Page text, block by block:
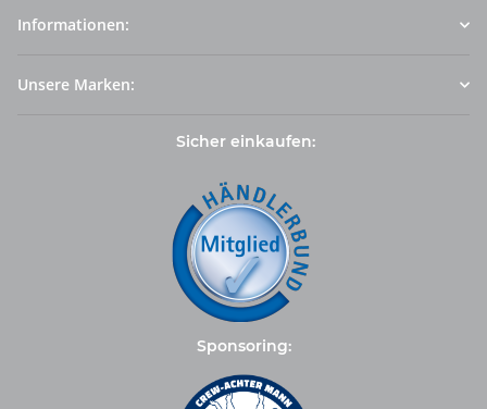
Informationen:
Unsere Marken:
Sicher einkaufen:
Sponsoring: